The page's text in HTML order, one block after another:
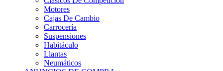
Cajas De Cambio
Carrocería
Suspensiones
Habitáculo
Llantas
Neumáticos
ANUNCIOS DE COMPRA
Compra De Competición